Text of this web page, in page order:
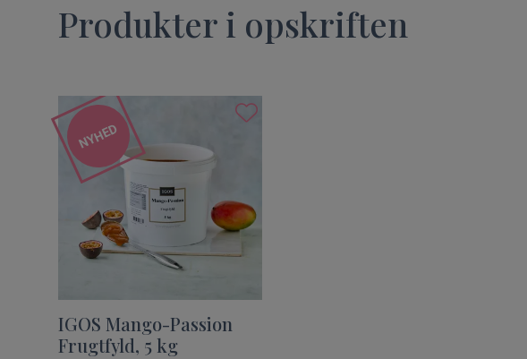
Produkter i opskriften
NYHED
IGOS Mango-Passion
Frugtfyld, 5 kg